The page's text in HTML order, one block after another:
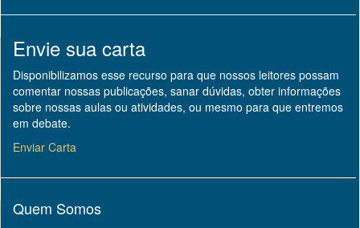
Envie sua carta
Disponibilizamos esse recurso para que nossos leitores possam
comentar nossas publicações, sanar dúvidas, obter informações
sobre nossas aulas ou atividades, ou mesmo para que entremos
em debate.
Enviar Carta
Quem Somos